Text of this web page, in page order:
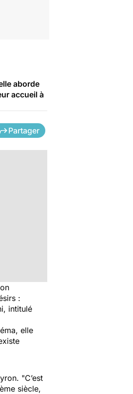
aborde
accueil à
Partager
:
intitulé
elle
"C’est
siècle,